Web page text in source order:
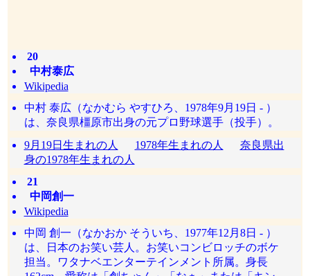
20
中村泰広
Wikipedia
中村 泰広（なかむら やすひろ、1978年9月19日 - ）
は、奈良県橿原市出身の元プロ野球選手（投手）。
9月19日生まれの人
1978年生まれの人
奈良県出
身の1978年生まれの人
21
中岡創一
Wikipedia
中岡 創一（なかおか そういち、1977年12月8日 - ）
は、日本のお笑い芸人。お笑いコンビロッチのボケ
担当。ワタナベエンターテインメント所属。身長